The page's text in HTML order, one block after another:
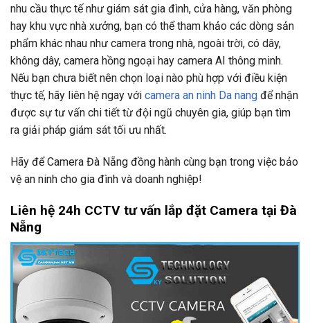
nhu cầu thực tế như giám sát gia đình, cửa hàng, văn phòng
hay khu vực nhà xưởng, bạn có thể tham khảo các dòng sản
phẩm khác nhau như camera trong nhà, ngoài trời, có dây,
không dây, camera hồng ngoại hay camera AI thông minh.
Nếu bạn chưa biết nên chọn loại nào phù hợp với điều kiện
thực tế, hãy liên hệ ngay với camera an ninh Da nang để nhận
được sự tư vấn chi tiết từ đội ngũ chuyên gia, giúp bạn tìm
ra giải pháp giám sát tối ưu nhất.
Hãy để Camera Đà Nẵng đồng hành cùng bạn trong việc bảo
vệ an ninh cho gia đình và doanh nghiệp!
Liên hệ 24h CCTV tư vấn lắp đặt Camera tại Đà
Nẵng